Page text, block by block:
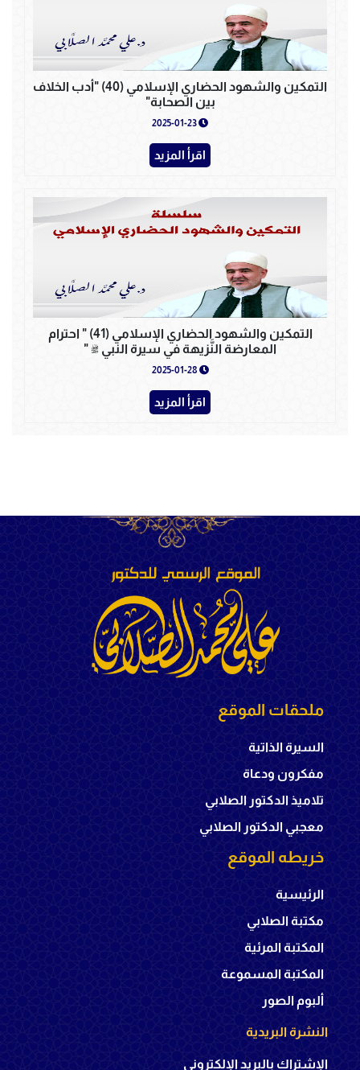
التمكين والشهود الحضاري الإسلامي (40) "أدب الخلاف
بين الصحابة"
اقرأ المزيد
التمكين والشهود الحضاري الإسلامي (41) " احترام
المعارضة النَّزيهة في سيرة النبي ﷺ "
اقرأ المزيد
ملحقات الموقع
السيرة الذاتية
مفكرون ودعاة
تلاميذ الدكتور الصلابي
معجبي الدكتور الصلابي
خريطه الموقع
الرئيسية
مكتبة الصلابي
المكتبة المرئية
المكتبة المسموعة
ألبوم الصور
النشرة البريدية
الإشتراك بالبريد الإلكتروني